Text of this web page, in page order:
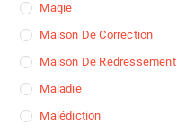
Magie
Maison De Correction
Maison De Redressement
Maladie
Malédiction